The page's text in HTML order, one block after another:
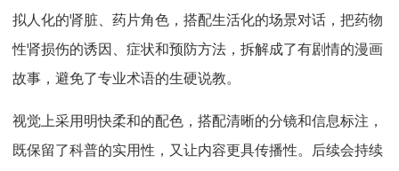
拟人化的肾脏、药片角色，搭配生活化的场景对话，把药物
性肾损伤的诱因、症状和预防方法，拆解成了有剧情的漫画
故事，避免了专业术语的生硬说教。
视觉上采用明快柔和的配色，搭配清晰的分镜和信息标注，
既保留了科普的实用性，又让内容更具传播性。后续会持续